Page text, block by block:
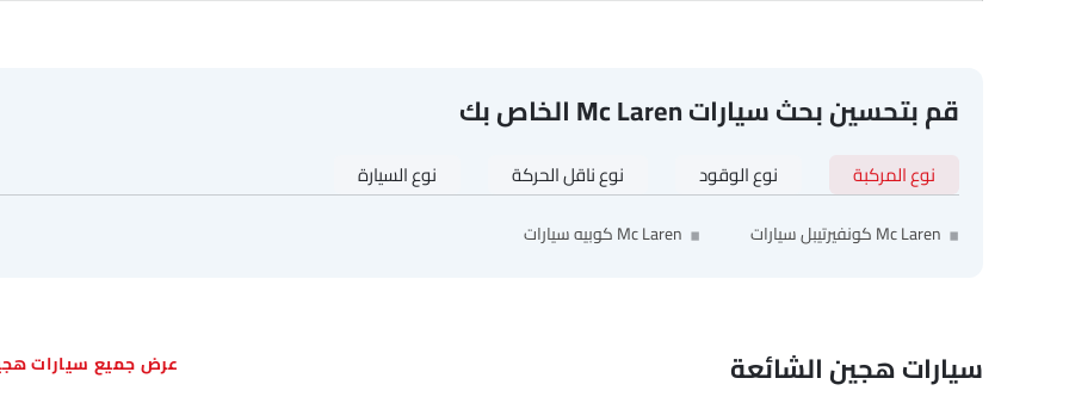
قم بتحسين بحث سيارات Mc Laren الخاص بك
نوع المركبة نوع الوقود نوع ناقل الحركة نوع السيارة
Mc Laren كونفيرتيبل سيارات Mc Laren كوبيه سيارات
سيارات هجين الشائعة سيارات